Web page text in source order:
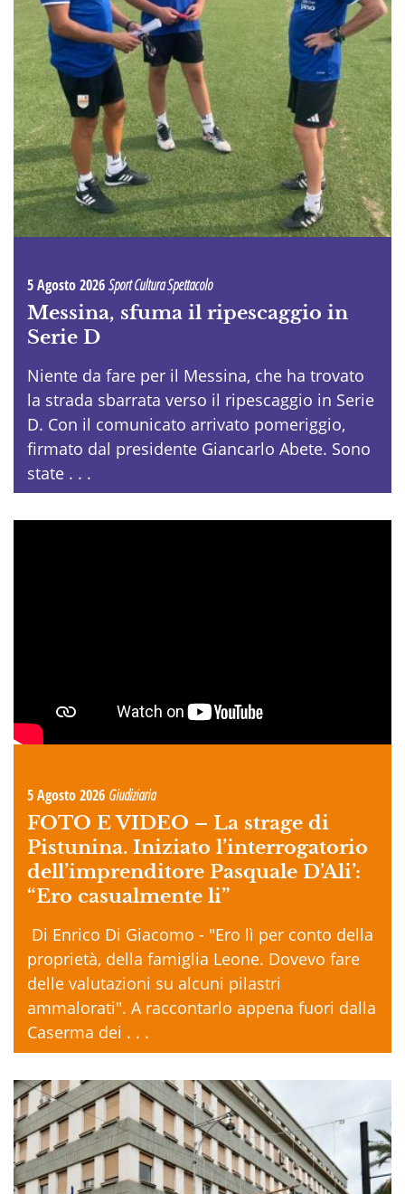
5 Agosto 2026Sport Cultura Spettacolo
Messina, sfuma il ripescaggio in
Serie D
Niente da fare per il Messina, che ha trovato
la strada sbarrata verso il ripescaggio in Serie
D. Con il comunicato arrivato pomeriggio,
firmato dal presidente Giancarlo Abete. Sono
state . . .
5 Agosto 2026 Giudiziaria
FOTO E VIDEO – La strage di
Pistunina. Iniziato l’interrogatorio
dell’imprenditore Pasquale D’Ali’:
“Ero casualmente li”
Di Enrico Di Giacomo - "Ero lì per conto della
proprietà, della famiglia Leone. Dovevo fare
delle valutazioni su alcuni pilastri
ammalorati". A raccontarlo appena fuori dalla
Caserma dei . . .